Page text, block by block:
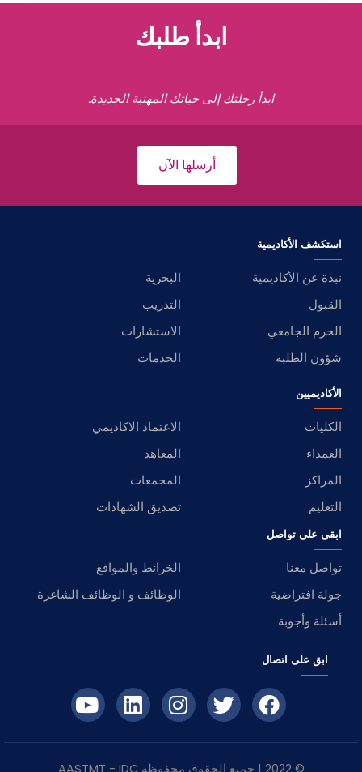
ابدأ طلبك
ابدأ رحلتك إلى حياتك المهنية الجديدة.
أرسلها الآن
استكشف الأكاديمية
نبذة عن الأكاديمية
البحرية
القبول
التدريب
الحرم الجامعي
الاستشارات
شؤون الطلبة
الخدمات
الأكاديميين
الكليات
الاعتماد الاكاديمي
العمداء
المعاهد
المراكز
المجمعات
التعليم
تصديق الشهادات
ابقى على تواصل
تواصل معنا
الخرائط والمواقع
جولة افتراضية
الوظائف و الوظائف الشاغرة
أسئلة وأجوبة
ابق على اتصال
© 2022 | جميع الحقوق محفوظه IDC
- AASTMT